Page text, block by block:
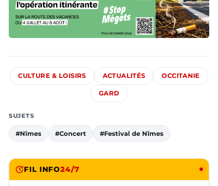
CULTURE & LOISIRS ACTUALITÉS OCCITANIE
GARD
SUJETS
#Nîmes #Concert #Festival de Nîmes
FIL INFO24/7